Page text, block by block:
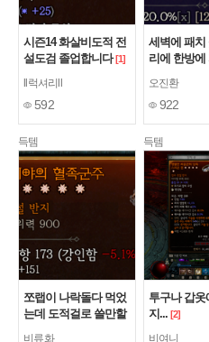
시즌14 화살비도적 전
설도검 졸업합니다 [1]
ll럭셔리ll
592
세벽에 패치
리에 한방에
오진환
922
득템
쪼랩이 나락돌다 먹었
는데 도적걸로 쓸만할
비류화
득템
투구나 갑옷
지... [2]
비여니